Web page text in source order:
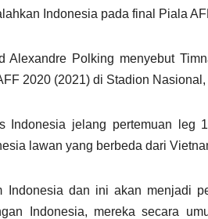
Indonesia pada final Piala
Alexandre Polking menyebut
2020 (2021) di Stadion
Indonesia jelang pertemuan
lawan yang berbeda dari
Indonesia dan ini akan menjadi
Indonesia, mereka secara